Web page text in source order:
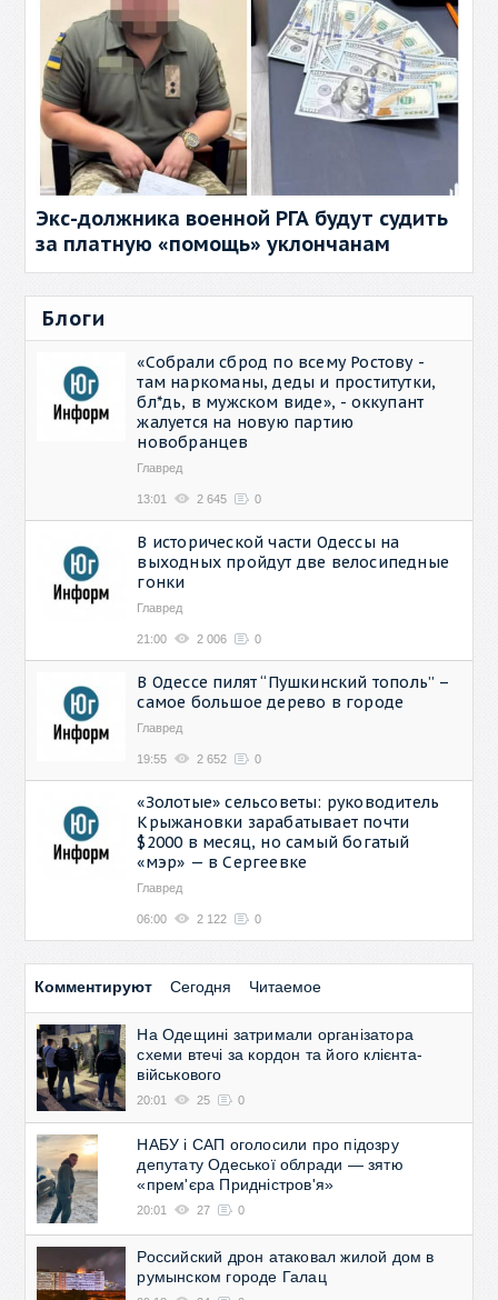
Экс-должника военной РГА будут судить
за платную «помощь» уклончанам
Блоги
«Собрали сброд по всему Ростову -
там наркоманы, деды и проститутки,
бл*дь, в мужском виде», - оккупант
жалуется на новую партию
новобранцев
Главред
13:01 2 645 0
В исторической части Одессы на
выходных пройдут две велосипедные
гонки
Главред
21:00 2 006 0
В Одессе пилят “Пушкинский тополь” –
самое большое дерево в городе
Главред
19:55 2 652 0
«Золотые» сельсоветы: руководитель
Крыжановки зарабатывает почти
$2000 в месяц, но самый богатый
«мэр» — в Сергеевке
Главред
06:00 2 122 0
Комментируют Сегодня Читаемое
На Одещині затримали організатора
схеми втечі за кордон та його клієнта-
військового
20:01 25 0
НАБУ і САП оголосили про підозру
депутату Одеської облради — зятю
«прем'єра Придністров'я»
20:01 27 0
Российский дрон атаковал жилой дом в
румынском городе Галац